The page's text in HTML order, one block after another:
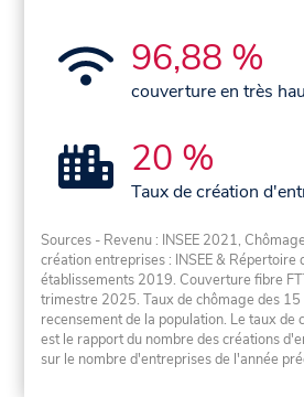
96,88 %
couverture en très
20 %
Taux de création
Sources - Revenu : INSEE 2021,
création entreprises : INSEE & Répertoire
établissements 2019. Couverture fibre
trimestre 2025. Taux de chômage des 15
recensement de la population. Le taux de
est le rapport du nombre des créations
sur le nombre d'entreprises de l'année